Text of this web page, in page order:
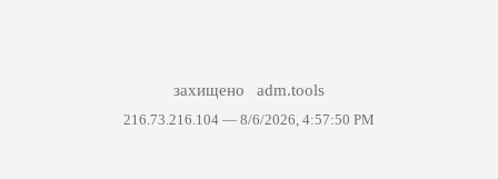
захищено adm.tools
216.73.216.104 — 8/6/2026, 4:57:50 PM